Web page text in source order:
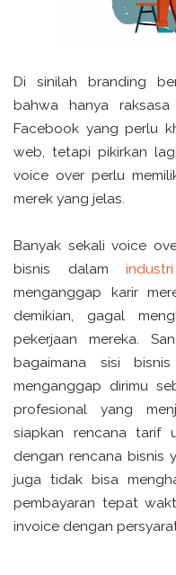
Di sinilah branding
bahwa hanya
Facebook yang perlu
web, tetapi pikirkan
voice over perlu
merek yang jelas.
Banyak sekali voice
bisnis dalam
menganggap karir
demikian, gagal
pekerjaan mereka.
bagaimana sisi
menganggap dirimu
profesional yang
siapkan rencana tarif
dengan rencana bisnis
juga tidak bisa
pembayaran tepat
invoice dengan